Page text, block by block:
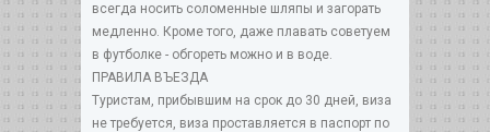
всегда носить соломенные шляпы и загорать
медленно. Кроме того, даже плавать советуем
в футболке - обгореть можно и в воде.
ПРАВИЛА ВЪЕЗДА
Туристам, прибывшим на срок до 30 дней, виза
не требуется, виза проставляется в паспорт по